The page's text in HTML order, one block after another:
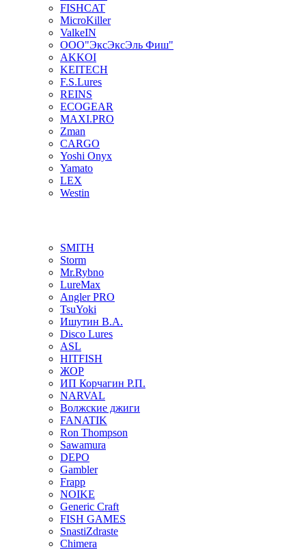
FISHCAT
MicroKiller
ValkeIN
ООО"ЭксЭксЭль Фиш"
AKKOI
KEITECH
F.S.Lures
REINS
ECOGEAR
MAXI.PRO
Zman
CARGO
Yoshi Onyx
Yamato
LEX
Westin
SMITH
Storm
Mr.Rybno
LureMax
Angler PRO
TsuYoki
Ишутин В.А.
Disco Lures
ASL
HITFISH
ЖОР
ИП Корчагин Р.П.
NARVAL
Волжские джиги
FANATIK
Ron Thompson
Sawamura
DEPO
Gambler
Frapp
NOIKE
Generic Craft
FISH GAMES
SnastiZdraste
Chimera